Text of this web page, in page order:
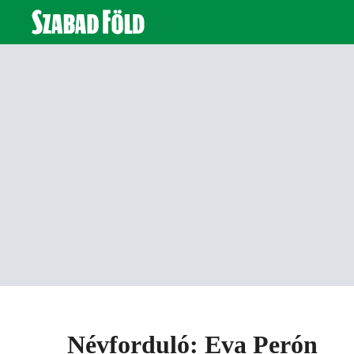
Névforduló: Eva Perón